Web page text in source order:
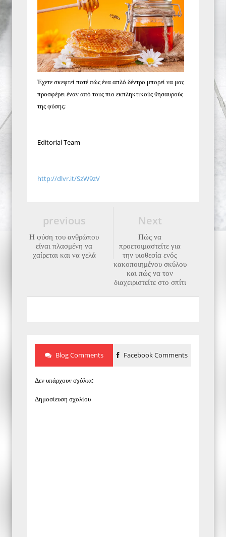
Έχετε σκεφτεί ποτέ πώς ένα απλό δέντρο μπορεί να μας
προσφέρει έναν από τους πιο εκπληκτικούς θησαυρούς
της φύσης;
Editorial Team
http://dlvr.it/SzW9zV
Next
Πώς να
προετοιμαστείτε για
την υιοθεσία ενός
κακοποιημένου σκύλου
και πώς να τον
διαχειριστείτε στο σπίτι
previous
Η φύση του ανθρώπου
είναι πλασμένη να
χαίρεται και να γελά
Blog Comments Facebook Comments
Δεν υπάρχουν σχόλια:
Δημοσίευση σχολίου